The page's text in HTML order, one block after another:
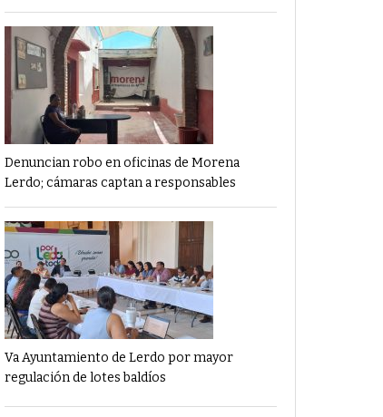
Denuncian robo en oficinas de Morena
Lerdo; cámaras captan a responsables
Va Ayuntamiento de Lerdo por mayor
regulación de lotes baldíos